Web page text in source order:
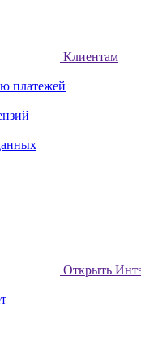
Клиентам
платежей
Открыть